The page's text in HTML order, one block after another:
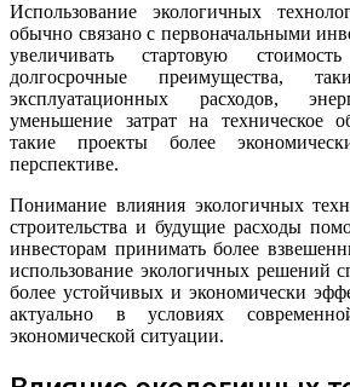
Использование экологичных
обычно связано с первоначальными
увеличивать стартовую
долгосрочные преимущества,
эксплуатационных расходов,
уменьшение затрат на техническое
такие проекты более
перспективе.
Понимание влияния экологичных
строительства и будущие расходы
инвесторам принимать более
использование экологичных решений
более устойчивых и экономически
актуально в условиях
экономической ситуации.